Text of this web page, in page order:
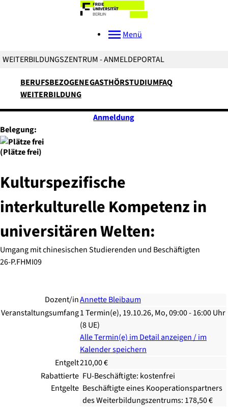
Menü
WEITERBILDUNGSZENTRUM - ANMELDEPORTAL
BERUFSBEZOGENE
WEITERBILDUNG
GASTHÖRSTUDIUMFAQ
Kulturspezifische
interkulturelle Kompetenz in
universitären Welten:
Umgang mit chinesischen Studierenden und Beschäftigten
26-P.FHMI09
Dozent/inAnnette Bleibaum
Veranstaltungsumfang1 Termin(e), 19.10.26, Mo, 09:00 - 16:00 Uhr
(8 UE)
Alle Termin(e) im Detail anzeigen / im
Kalender speichern
Entgelt210,00 €
Rabattierte
Entgelte
FU-Beschäftigte: kostenfrei
Beschäftigte eines Kooperationspartners
des Weiterbildungszentrums: 178,50 €
Anmeldung
Belegung:
(Plätze frei)